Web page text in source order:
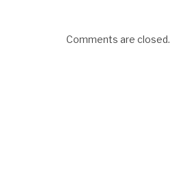
Comments are closed.